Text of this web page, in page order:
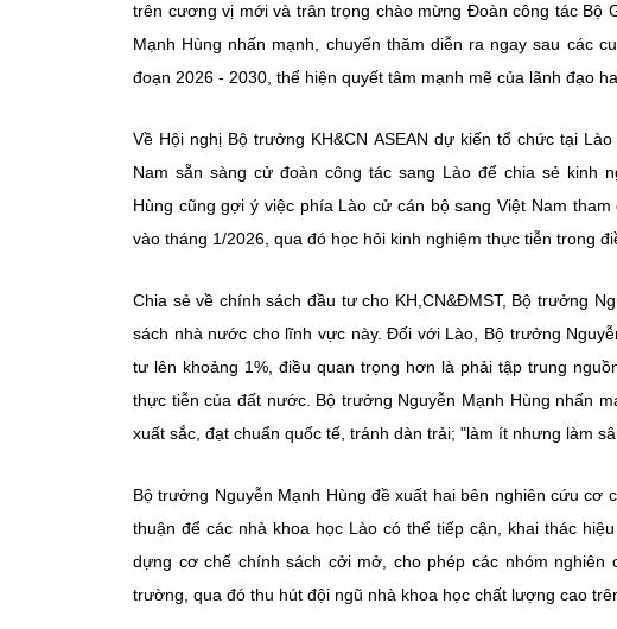
trên cương vị mới và trân trọng chào mừng Đoàn công tác Bộ
Mạnh Hùng nhấn mạnh, chuyến thăm diễn ra ngay sau các
đoạn 2026 - 2030, thể hiện quyết tâm mạnh mẽ của lãnh đạo
Về Hội nghị Bộ trưởng KH&CN ASEAN dự kiến tổ chức tại
Nam sẵn sàng cử đoàn công tác sang Lào để chia sẻ kinh
Hùng cũng gợi ý việc phía Lào cử cán bộ sang Việt Nam
vào tháng 1/2026, qua đó học hỏi kinh nghiệm thực tiễn trong
Chia sẻ về chính sách đầu tư cho KH,CN&ĐMST, Bộ trưởng
sách nhà nước cho lĩnh vực này. Đối với Lào, Bộ trưởng
tư lên khoảng 1%, điều quan trọng hơn là phải tập trung
thực tiễn của đất nước. Bộ trưởng Nguyễn Mạnh Hùng nhấn
xuất sắc, đạt chuẩn quốc tế, tránh dàn trải; "làm ít nhưng làm
Bộ trưởng Nguyễn Mạnh Hùng đề xuất hai bên nghiên cứu
thuận để các nhà khoa học Lào có thể tiếp cận, khai thác
dựng cơ chế chính sách cởi mở, cho phép các nhóm
trường, qua đó thu hút đội ngũ nhà khoa học chất lượng cao